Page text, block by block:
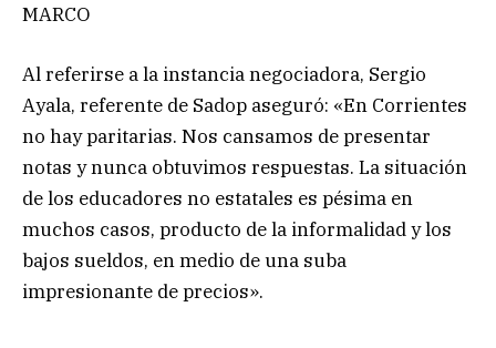
MARCO
Al referirse a la instancia negociadora, Sergio
Ayala, referente de Sadop aseguró: «En Corrientes
no hay paritarias. Nos cansamos de presentar
notas y nunca obtuvimos respuestas. La situación
de los educadores no estatales es pésima en
muchos casos, producto de la informalidad y los
bajos sueldos, en medio de una suba
impresionante de precios».